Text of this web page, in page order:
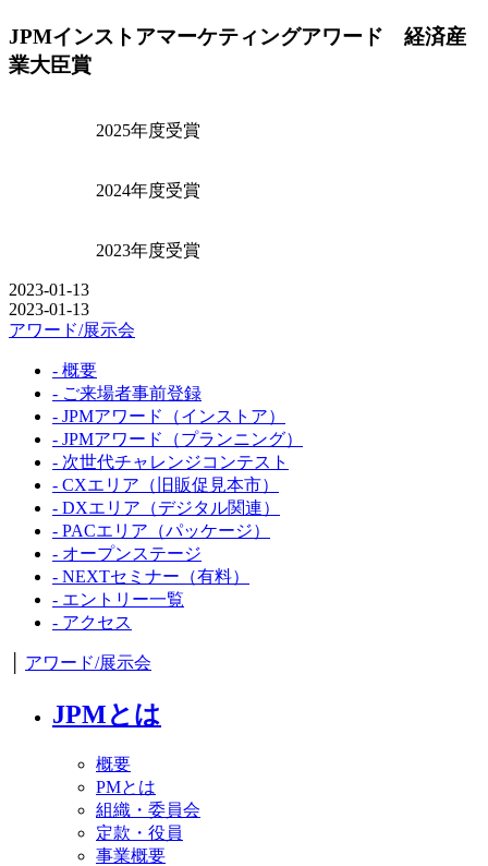
JPMインストアマーケティングアワード 経済産
業大臣賞
2025年度受賞
2024年度受賞
2023年度受賞
2023-01-13
2023-01-13
アワード/展示会
- 概要
- ご来場者事前登録
- JPMアワード（インストア）
- JPMアワード（プランニング）
- 次世代チャレンジコンテスト
- CXエリア（旧販促見本市）
- DXエリア（デジタル関連）
- PACエリア（パッケージ）
- オープンステージ
- NEXTセミナー（有料）
- エントリー一覧
- アクセス
アワード/展示会
JPMとは
概要
PMとは
組織・委員会
定款・役員
事業概要